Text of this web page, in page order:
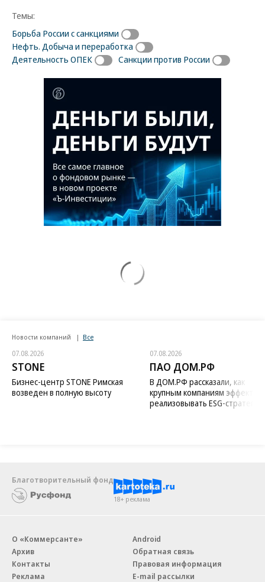
Темы:
Борьба России с санкциями
Нефть. Добыча и переработка
Деятельность ОПЕК
Санкции против России
Новости компаний Все
07.08.2026
STONE
Бизнес-центр STONE Римская
возведен в полную высоту
07.08.2026
ПАО ДОМ.РФ
В ДОМ.РФ рассказали, как
крупным компаниям
реализовывать ESG-стратегию
Благотворительный фонд
18+ реклама
О «Коммерсанте»
Архив
Контакты
Реклама
Android
Обратная связь
Правовая информация
E-mail рассылки